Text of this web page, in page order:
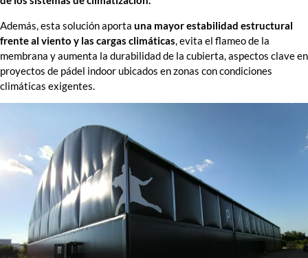
Además, esta solución aporta una mayor estabilidad estructural
frente al viento y las cargas climáticas , evita el flameo de la
membrana y aumenta la durabilidad de la cubierta, aspectos clave en
proyectos de pádel indoor ubicados en zonas con condiciones
climáticas exigentes.